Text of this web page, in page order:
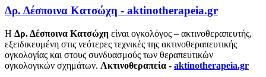
Δρ. Δέσποινα Κατσώχη - aktinotherapeia.gr
Η Δρ. Δέσποινα Κατσώχη είναι ογκολόγος – ακτινοθεραπευτής,
εξειδικευμένη στις νεότερες τεχνικές της ακτινοθεραπευτικής
ογκολογίας και στους συνδυασμούς των θεραπευτικών
ογκολογικών σχημάτων. Ακτινοθεραπεία - aktinotherapeia.gr